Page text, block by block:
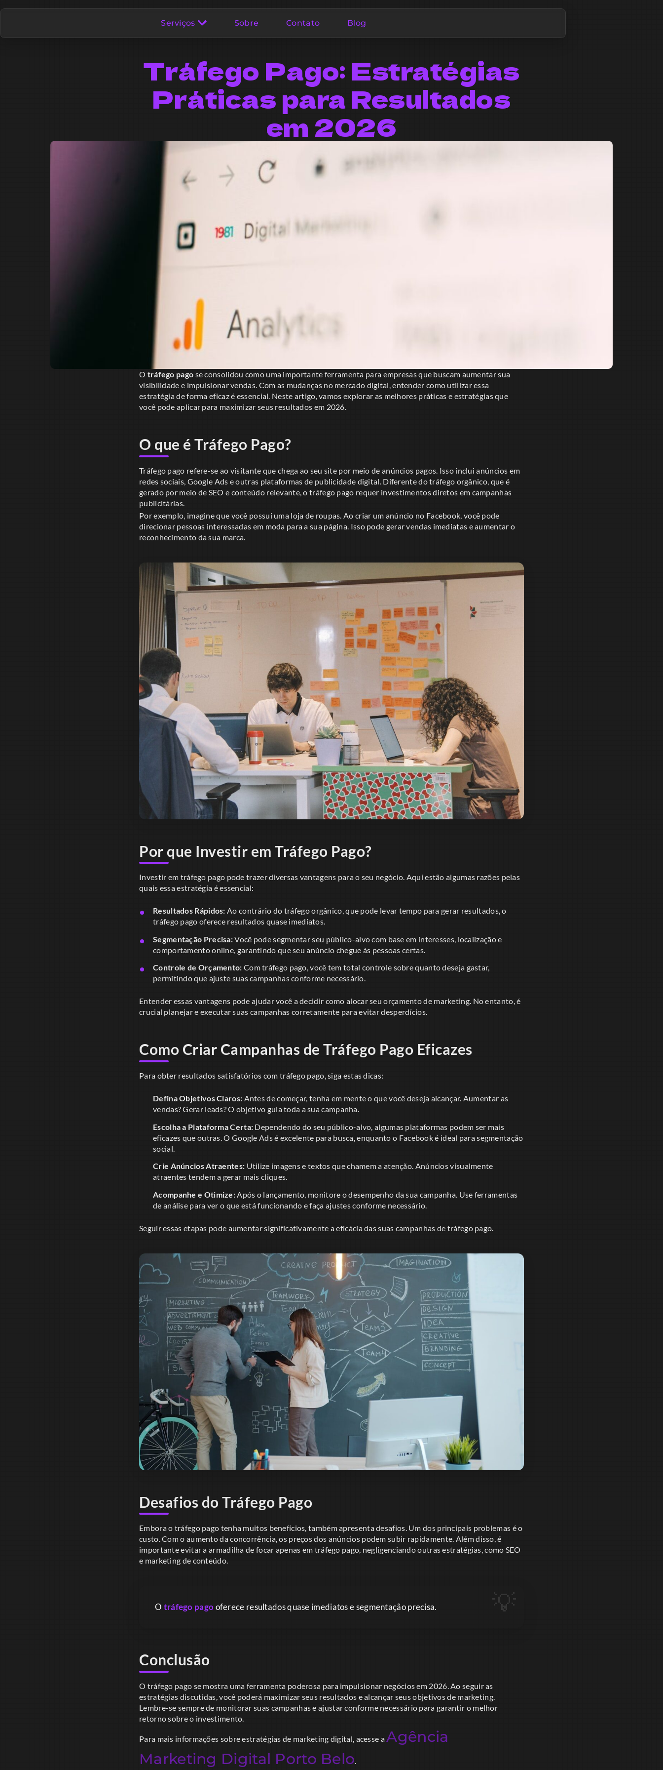
Serviços Sobre Contato Blog
Tráfego Pago: Estratégias
Práticas para Resultados
em 2026
O tráfego pago se consolidou como uma importante ferramenta para empresas que buscam aumentar sua
visibilidade e impulsionar vendas. Com as mudanças no mercado digital, entender como utilizar essa
estratégia de forma eficaz é essencial. Neste artigo, vamos explorar as melhores práticas e estratégias que
você pode aplicar para maximizar seus resultados em 2026.
O que é Tráfego Pago?
Tráfego pago refere-se ao visitante que chega ao seu site por meio de anúncios pagos. Isso inclui anúncios em
redes sociais, Google Ads e outras plataformas de publicidade digital. Diferente do tráfego orgânico, que é
gerado por meio de SEO e conteúdo relevante, o tráfego pago requer investimentos diretos em campanhas
publicitárias.
Por exemplo, imagine que você possui uma loja de roupas. Ao criar um anúncio no Facebook, você pode
direcionar pessoas interessadas em moda para a sua página. Isso pode gerar vendas imediatas e aumentar o
reconhecimento da sua marca.
Por que Investir em Tráfego Pago?
Investir em tráfego pago pode trazer diversas vantagens para o seu negócio. Aqui estão algumas razões pelas
quais essa estratégia é essencial:
Resultados Rápidos: Ao contrário do tráfego orgânico, que pode levar tempo para gerar resultados, o
tráfego pago oferece resultados quase imediatos.
Segmentação Precisa:Você pode segmentar seu público-alvo com base em interesses, localização e
comportamento online, garantindo que seu anúncio chegue às pessoas certas.
Controle de Orçamento: Com tráfego pago, você tem total controle sobre quanto deseja gastar,
permitindo que ajuste suas campanhas conforme necessário.
Entender essas vantagens pode ajudar você a decidir como alocar seu orçamento de marketing. No entanto, é
crucial planejar e executar suas campanhas corretamente para evitar desperdícios.
Como Criar Campanhas de Tráfego Pago Eficazes
Para obter resultados satisfatórios com tráfego pago, siga estas dicas:
Defina Objetivos Claros: Antes de começar, tenha em mente o que você deseja alcançar. Aumentar as
vendas? Gerar leads? O objetivo guia toda a sua campanha.
Escolha a Plataforma Certa: Dependendo do seu público-alvo, algumas plataformas podem ser mais
eficazes que outras. O Google Ads é excelente para busca, enquanto o Facebook é ideal para segmentação
social.
Crie Anúncios Atraentes: Utilize imagens e textos que chamem a atenção. Anúncios visualmente
atraentes tendem a gerar mais cliques.
Acompanhe e Otimize: Após o lançamento, monitore o desempenho da sua campanha. Use ferramentas
de análise para ver o que está funcionando e faça ajustes conforme necessário.
Seguir essas etapas pode aumentar significativamente a eficácia das suas campanhas de tráfego pago.
Desafios do Tráfego Pago
Embora o tráfego pago tenha muitos benefícios, também apresenta desafios. Um dos principais problemas é o
custo. Com o aumento da concorrência, os preços dos anúncios podem subir rapidamente. Além disso, é
importante evitar a armadilha de focar apenas em tráfego pago, negligenciando outras estratégias, como SEO
e marketing de conteúdo.
O tráfego pagooferece resultados quase imediatos e segmentação precisa.
Conclusão
O tráfego pago se mostra uma ferramenta poderosa para impulsionar negócios em 2026. Ao seguir as
estratégias discutidas, você poderá maximizar seus resultados e alcançar seus objetivos de marketing.
Lembre-se sempre de monitorar suas campanhas e ajustar conforme necessário para garantir o melhor
retorno sobre o investimento.
Para mais informações sobre estratégias de marketing digital, acesse aAgência
Marketing Digital Porto Belo.